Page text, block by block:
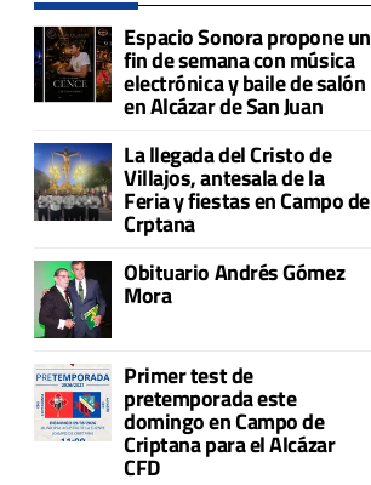
Espacio Sonora propone un
fin de semana con música
electrónica y baile de salón
en Alcázar de San Juan
La llegada del Cristo de
Villajos, antesala de la
Feria y fiestas en Campo de
Crptana
Obituario Andrés Gómez
Mora
Primer test de
pretemporada este
domingo en Campo de
Criptana para el Alcázar
CFD